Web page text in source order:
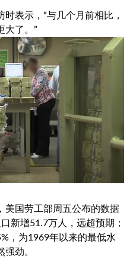
表示，“与几个月前相比，
大了。”
美国劳工部周五公布的数据
新增51.7万人，远超预期；
，为1969年以来的最低水
劲。